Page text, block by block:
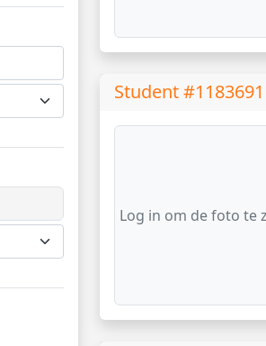
Student
Log in om de foto te